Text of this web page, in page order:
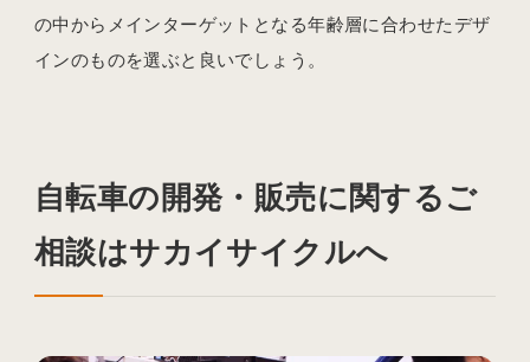
の中からメインターゲットとなる年齢層に合わせたデザ
インのものを選ぶと良いでしょう。
自転車の開発・販売に関するご
相談はサカイサイクルへ